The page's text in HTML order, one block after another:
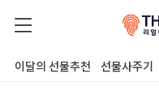
이달의 선물추천 선물사주기